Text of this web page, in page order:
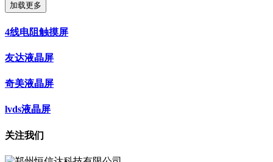
加载更多
4线电阻触摸屏
友达液晶屏
奇美液晶屏
lvds液晶屏
关注我们